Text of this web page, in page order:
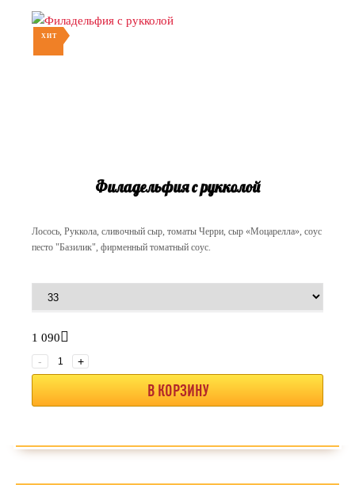
ХИТ
Филадельфия с рукколой
Лосось, Руккола, сливочный сыр, томаты Черри, сыр «Моцарелла», соус
песто "Базилик", фирменный томатный соус.
1 090
-
+
В КОРЗИНУ